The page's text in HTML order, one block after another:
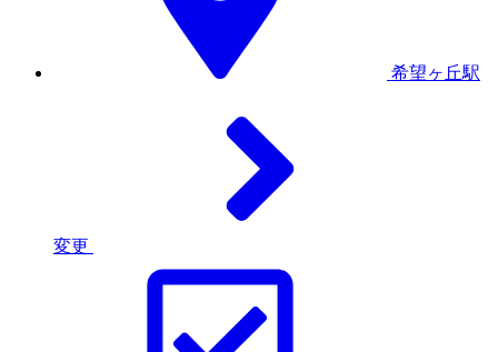
希望ヶ丘駅
変更